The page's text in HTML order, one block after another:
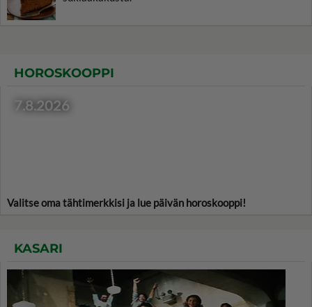
HOROSKOOPPI
7.8.2026
Valitse oma tähtimerkkisi ja lue päivän horoskooppi!
KASARI